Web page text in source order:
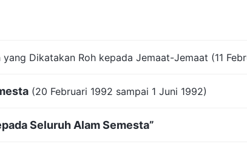
yang Dikatakan Roh kepada Jemaat-Jemaat (11
(20 Februari 1992 sampai 1 Juni 1992)
Seluruh Alam Semesta”